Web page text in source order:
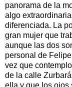
panorama de la
algo
diferenciada. La
gran mujer que
aunque las dos
personal de
vez que
de la calle
ella y que los ojos